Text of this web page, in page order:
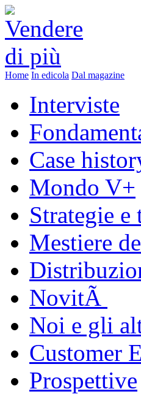
Home In edicola Dal magazine
Interviste
Case
Mondo V+
Strategie e
Mestiere
NovitÃ
Noi e gli
Customer
Prospettive